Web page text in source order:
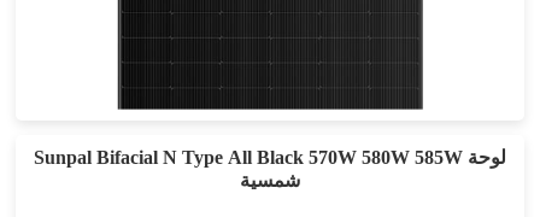
605-635 واط
ضمان الطاقة لمدة 30 عامًا
Sunpal Bifacial N Type All Black 570W 580W 585W لوحة
شمسية